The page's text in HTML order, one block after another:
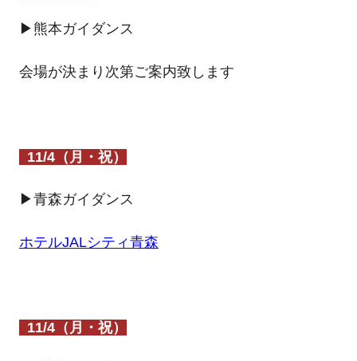
▶熊本ガイダンス
会場が決まり次第ご案内致します
11/4（月・祝）
▶青森ガイダンス
ホテルJALシティ青森
11/4（月・祝）